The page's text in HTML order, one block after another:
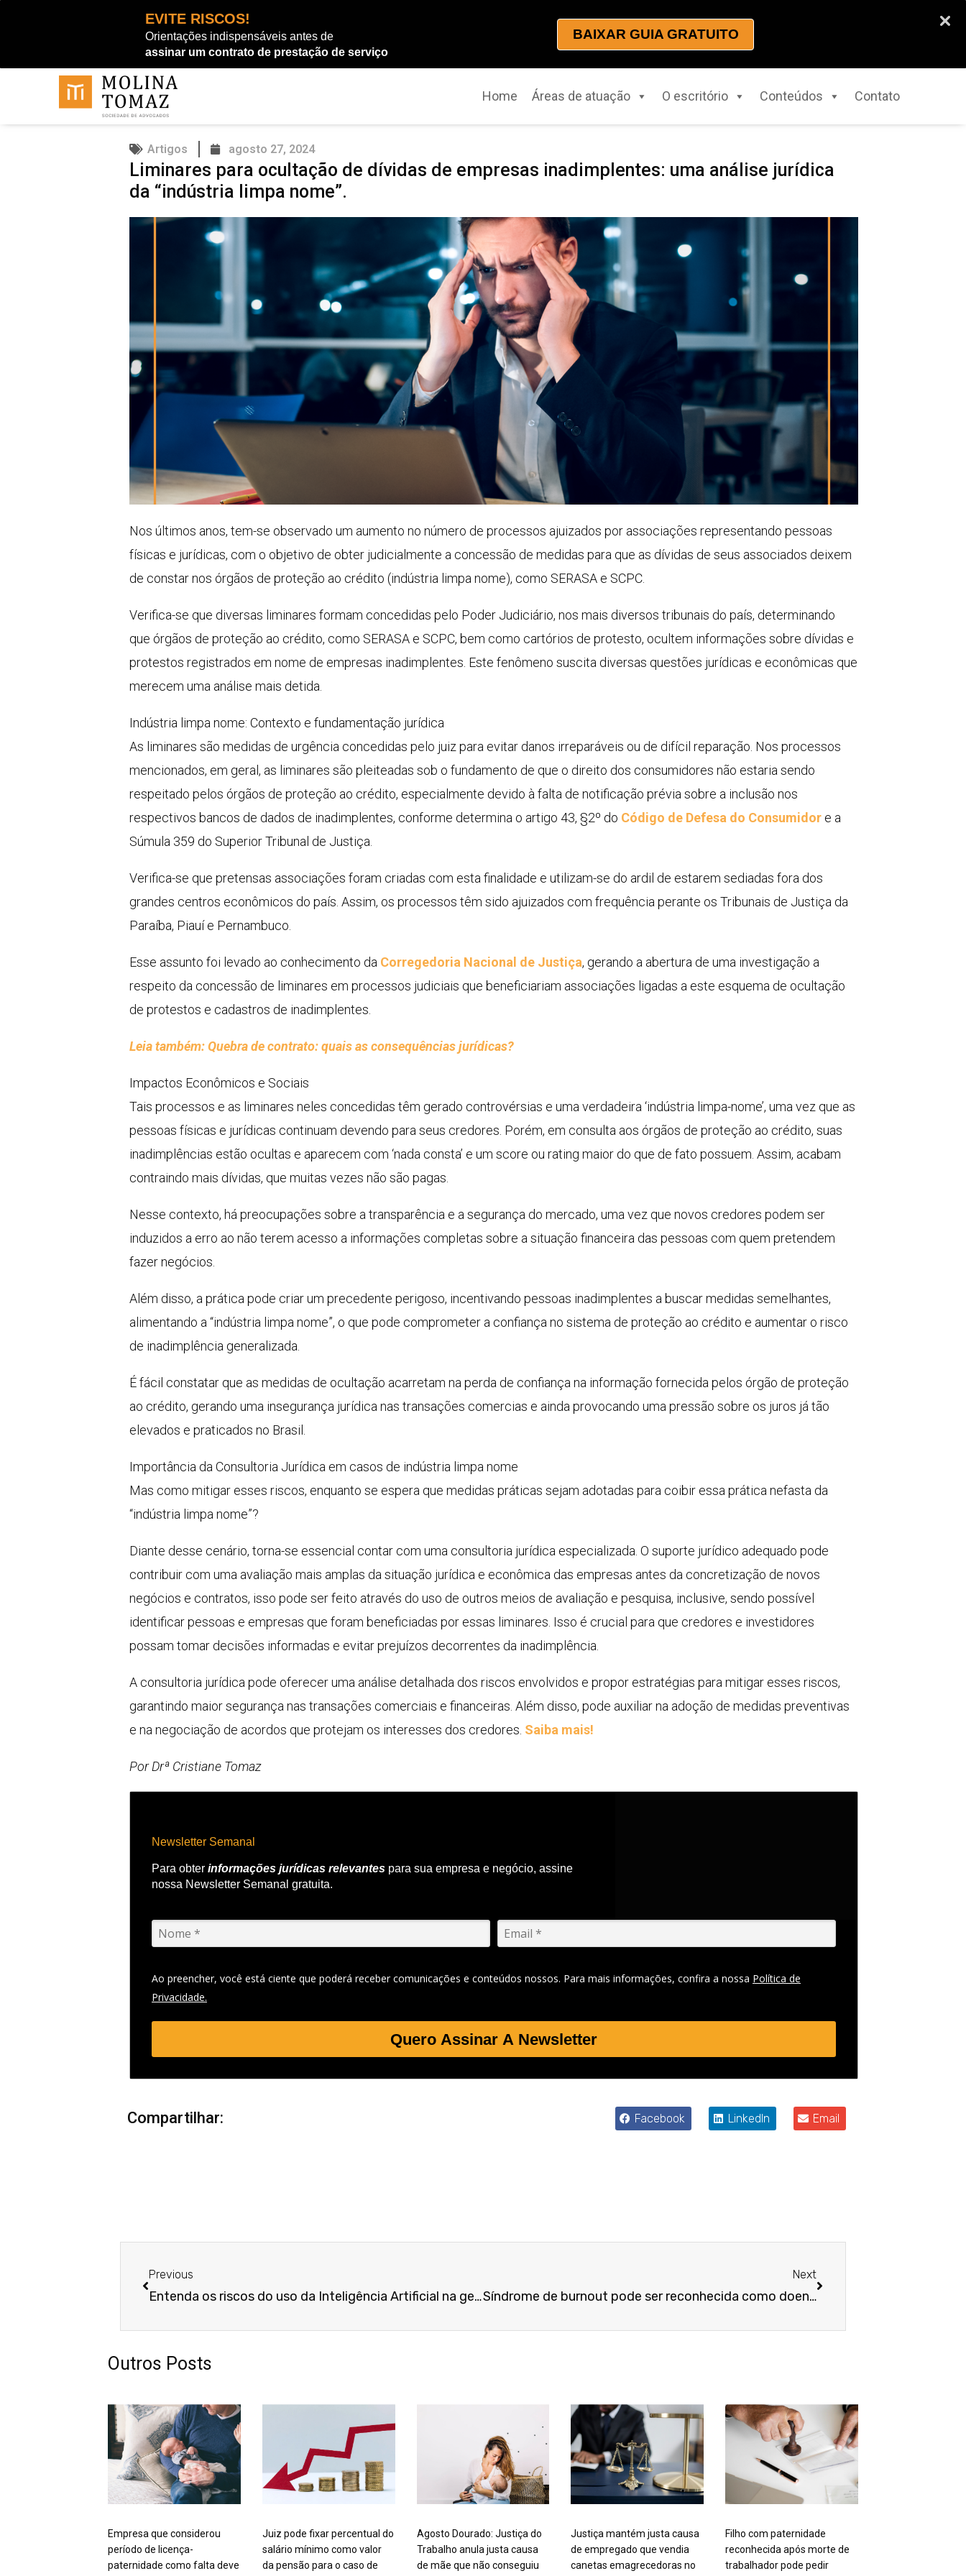
EVITE RISCOS!
Orientações indispensáveis antes de
assinar um contrato de prestação de serviço
BAIXAR GUIA GRATUITO
conteúdo
Home Áreas de atuação O escritório Conteúdos Contato
Artigos agosto 27, 2024
Liminares para ocultação de dívidas de empresas inadimplentes: uma análise jurídica
da “indústria limpa nome”.
Nos últimos anos, tem-se observado um aumento no número de processos ajuizados por associações representando pessoas
físicas e jurídicas, com o objetivo de obter judicialmente a concessão de medidas para que as dívidas de seus associados deixem
de constar nos órgãos de proteção ao crédito (indústria limpa nome), como SERASA e SCPC.
Verifica-se que diversas liminares formam concedidas pelo Poder Judiciário, nos mais diversos tribunais do país, determinando
que órgãos de proteção ao crédito, como SERASA e SCPC, bem como cartórios de protesto, ocultem informações sobre dívidas e
protestos registrados em nome de empresas inadimplentes. Este fenômeno suscita diversas questões jurídicas e econômicas que
merecem uma análise mais detida.
Indústria limpa nome: Contexto e fundamentação jurídica
As liminares são medidas de urgência concedidas pelo juiz para evitar danos irreparáveis ou de difícil reparação. Nos processos
mencionados, em geral, as liminares são pleiteadas sob o fundamento de que o direito dos consumidores não estaria sendo
respeitado pelos órgãos de proteção ao crédito, especialmente devido à falta de notificação prévia sobre a inclusão nos
respectivos bancos de dados de inadimplentes, conforme determina o artigo 43, §2º do Código de Defesa do Consumidor e a
Súmula 359 do Superior Tribunal de Justiça.
Verifica-se que pretensas associações foram criadas com esta finalidade e utilizam-se do ardil de estarem sediadas fora dos
grandes centros econômicos do país. Assim, os processos têm sido ajuizados com frequência perante os Tribunais de Justiça da
Paraíba, Piauí e Pernambuco.
Esse assunto foi levado ao conhecimento da Corregedoria Nacional de Justiça, gerando a abertura de uma investigação a
respeito da concessão de liminares em processos judiciais que beneficiariam associações ligadas a este esquema de ocultação
de protestos e cadastros de inadimplentes.
Leia também: Quebra de contrato: quais as consequências jurídicas?
Impactos Econômicos e Sociais
Tais processos e as liminares neles concedidas têm gerado controvérsias e uma verdadeira ‘indústria limpa-nome’, uma vez que as
pessoas físicas e jurídicas continuam devendo para seus credores. Porém, em consulta aos órgãos de proteção ao crédito, suas
inadimplências estão ocultas e aparecem com ‘nada consta’ e um score ou rating maior do que de fato possuem. Assim, acabam
contraindo mais dívidas, que muitas vezes não são pagas.
Nesse contexto, há preocupações sobre a transparência e a segurança do mercado, uma vez que novos credores podem ser
induzidos a erro ao não terem acesso a informações completas sobre a situação financeira das pessoas com quem pretendem
fazer negócios.
Além disso, a prática pode criar um precedente perigoso, incentivando pessoas inadimplentes a buscar medidas semelhantes,
alimentando a “indústria limpa nome”, o que pode comprometer a confiança no sistema de proteção ao crédito e aumentar o risco
de inadimplência generalizada.
É fácil constatar que as medidas de ocultação acarretam na perda de confiança na informação fornecida pelos órgão de proteção
ao crédito, gerando uma insegurança jurídica nas transações comercias e ainda provocando uma pressão sobre os juros já tão
elevados e praticados no Brasil.
Importância da Consultoria Jurídica em casos de indústria limpa nome
Mas como mitigar esses riscos, enquanto se espera que medidas práticas sejam adotadas para coibir essa prática nefasta da
“indústria limpa nome”?
Diante desse cenário, torna-se essencial contar com uma consultoria jurídica especializada. O suporte jurídico adequado pode
contribuir com uma avaliação mais amplas da situação jurídica e econômica das empresas antes da concretização de novos
negócios e contratos, isso pode ser feito através do uso de outros meios de avaliação e pesquisa, inclusive, sendo possível
identificar pessoas e empresas que foram beneficiadas por essas liminares. Isso é crucial para que credores e investidores
possam tomar decisões informadas e evitar prejuízos decorrentes da inadimplência.
A consultoria jurídica pode oferecer uma análise detalhada dos riscos envolvidos e propor estratégias para mitigar esses riscos,
garantindo maior segurança nas transações comerciais e financeiras. Além disso, pode auxiliar na adoção de medidas preventivas
e na negociação de acordos que protejam os interesses dos credores. Saiba mais!
Por Drª Cristiane Tomaz
Newsletter Semanal
Para obter informações jurídicas relevantes para sua empresa e negócio, assine
nossa Newsletter Semanal gratuita.
Ao preencher, você está ciente que poderá receber comunicações e conteúdos nossos. Para mais informações, confira a nossa Política de
Privacidade.
Quero Assinar A Newsletter
Compartilhar: Facebook LinkedIn Email
Previous
Entenda os riscos do uso da Inteligência Artificial na gestão de contratos
Next
Síndrome de burnout pode ser reconhecida como doença ocupacional?
Outros Posts
Empresa que considerou
período de licença-
paternidade como falta deve
Juiz pode fixar percentual do
salário mínimo como valor
da pensão para o caso de
Agosto Dourado: Justiça do
Trabalho anula justa causa
de mãe que não conseguiu
Justiça mantém justa causa
de empregado que vendia
canetas emagrecedoras no
Filho com paternidade
reconhecida após morte de
trabalhador pode pedir